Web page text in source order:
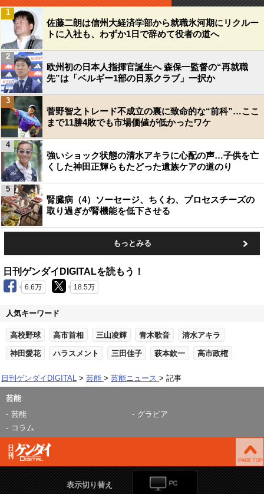
佐藤二朗は信州大経済学部から就職氷河期にリクルー
トに入社も、わずか1日で辞めて役者の道へ
1
欧州初の日本人指揮官誕生へ 森保一監督の“再就職
先”は「ベルギー1部の日系クラブ」一択か
2
菅野智之トレード不成立の裏に致命的な“前科”…ここ
まで11勝4敗でも市場価値が低かったワケ
3
強いショック状態の清水アキラに心配の声…子供を亡
くした神田正輝らもたどった遺族ケアの道のり
4
腎臓病（4）ソーセージ、ちくわ、プロセスチーズの
取り過ぎが腎機能を低下させる
5
もっとみる
日刊ゲンダイDIGITALを読もう！
6.6万 18.5万
人気キーワード
高校野球 高市首相 三山凌輝 青木歌音 清水アキラ
神田愛花 ハラスメント 三田佳子 萩本欽一 高市政権
日刊ゲンダイDIGITAL 芸能 芸能ニュース 記事
芸能
芸能
グラビア
コラム
表示切り替え